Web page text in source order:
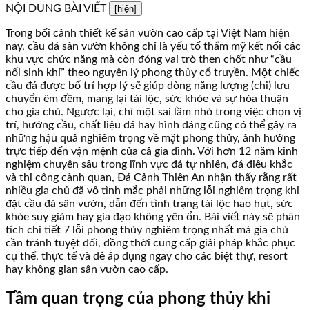
NỘI DUNG BÀI VIẾT [hiện]
Trong bối cảnh thiết kế sân vườn cao cấp tại Việt Nam hiện
nay, cầu đá sân vườn không chỉ là yếu tố thẩm mỹ kết nối các
khu vực chức năng mà còn đóng vai trò then chốt như “cầu
nối sinh khí” theo nguyên lý phong thủy cổ truyền. Một chiếc
cầu đá được bố trí hợp lý sẽ giúp dòng năng lượng (chi) lưu
chuyển êm đềm, mang lại tài lộc, sức khỏe và sự hòa thuận
cho gia chủ. Ngược lại, chỉ một sai lầm nhỏ trong việc chọn vị
trí, hướng cầu, chất liệu đá hay hình dáng cũng có thể gây ra
những hậu quả nghiêm trọng về mặt phong thủy, ảnh hưởng
trực tiếp đến vận mệnh của cả gia đình. Với hơn 12 năm kinh
nghiệm chuyên sâu trong lĩnh vực đá tự nhiên, đá điêu khắc
và thi công cảnh quan, Đá Cảnh Thiên An nhận thấy rằng rất
nhiều gia chủ đã vô tình mắc phải những lỗi nghiêm trọng khi
đặt cầu đá sân vườn, dẫn đến tình trạng tài lộc hao hụt, sức
khỏe suy giảm hay gia đạo không yên ổn. Bài viết này sẽ phân
tích chi tiết 7 lỗi phong thủy nghiêm trọng nhất mà gia chủ
cần tránh tuyệt đối, đồng thời cung cấp giải pháp khắc phục
cụ thể, thực tế và dễ áp dụng ngay cho các biệt thự, resort
hay không gian sân vườn cao cấp.
Tầm quan trọng của phong thủy khi